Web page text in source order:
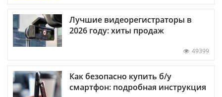
Лучшие видеорегистраторы в
2026 году: хиты продаж
49399
Как безопасно купить б/у
смартфон: подробная инструкция